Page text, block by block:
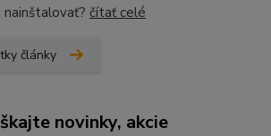
nainštalovať? čítať celé
články
novinky, akcie